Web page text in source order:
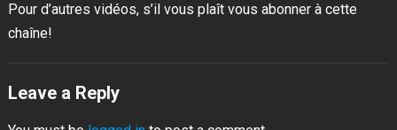
Pour d’autres vidéos, s’il vous plaît vous abonner à cette
chaîne!
Leave a Reply